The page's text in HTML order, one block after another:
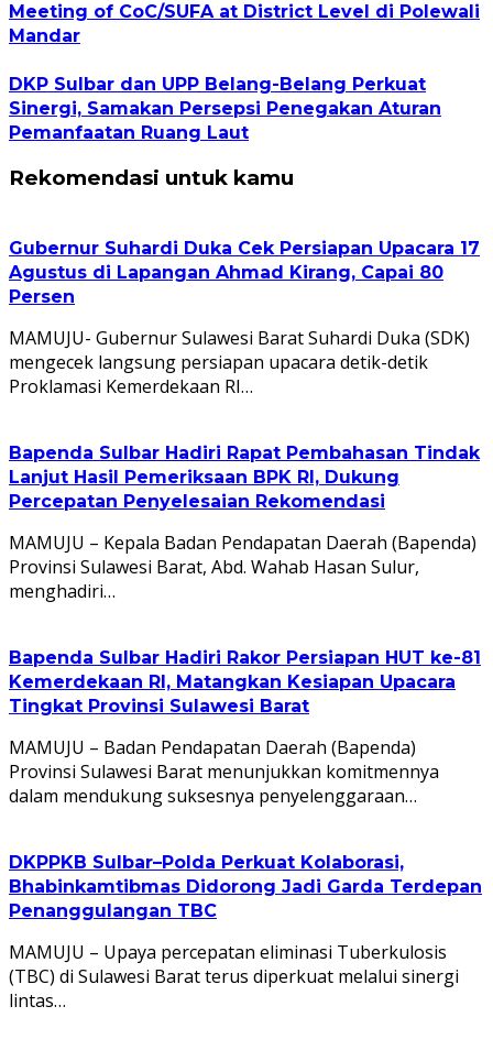
Meeting of CoC/SUFA at District Level di Polewali
Mandar
DKP Sulbar dan UPP Belang-Belang Perkuat
Sinergi, Samakan Persepsi Penegakan Aturan
Pemanfaatan Ruang Laut
Rekomendasi untuk kamu
Gubernur Suhardi Duka Cek Persiapan Upacara 17
Agustus di Lapangan Ahmad Kirang, Capai 80
Persen
MAMUJU- Gubernur Sulawesi Barat Suhardi Duka (SDK)
mengecek langsung persiapan upacara detik-detik
Proklamasi Kemerdekaan RI…
Bapenda Sulbar Hadiri Rapat Pembahasan Tindak
Lanjut Hasil Pemeriksaan BPK RI, Dukung
Percepatan Penyelesaian Rekomendasi
MAMUJU – Kepala Badan Pendapatan Daerah (Bapenda)
Provinsi Sulawesi Barat, Abd. Wahab Hasan Sulur,
menghadiri…
Bapenda Sulbar Hadiri Rakor Persiapan HUT ke-81
Kemerdekaan RI, Matangkan Kesiapan Upacara
Tingkat Provinsi Sulawesi Barat
MAMUJU – Badan Pendapatan Daerah (Bapenda)
Provinsi Sulawesi Barat menunjukkan komitmennya
dalam mendukung suksesnya penyelenggaraan…
DKPPKB Sulbar–Polda Perkuat Kolaborasi,
Bhabinkamtibmas Didorong Jadi Garda Terdepan
Penanggulangan TBC
MAMUJU – Upaya percepatan eliminasi Tuberkulosis
(TBC) di Sulawesi Barat terus diperkuat melalui sinergi
lintas…